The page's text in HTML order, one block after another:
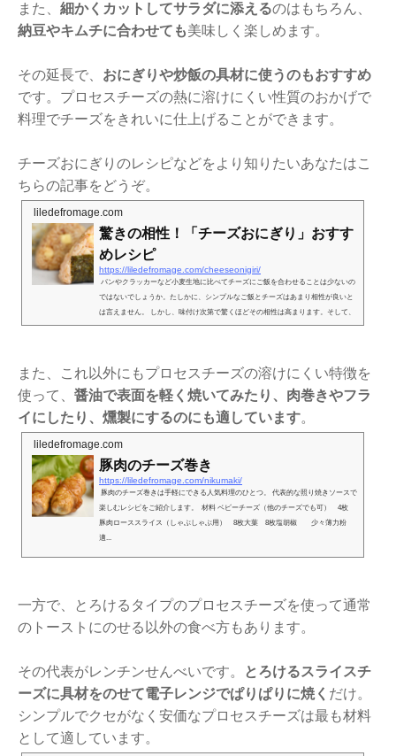
また、 細かくカットしてサラダに添えるのはもちろん、
納豆やキムチに合わせても美味しく楽しめます。
その延長で、 おにぎりや炒飯の具材に使うのもおすすめ
です。プロセスチーズの熱に溶けにくい性質のおかげで
料理でチーズをきれいに仕上げることができます。
チーズおにぎりのレシピなどをより知りたいあなたはこ
ちらの記事をどうぞ。
liledefromage.com
驚きの相性！「チーズおにぎり」おすす
めレシピ
https://liledefromage.com/cheeseonigiri/
パンやクラッカーなど小麦生地に比べてチーズにご飯を合わせることは少ないの
ではないでしょうか。たしかに、シンプルなご飯とチーズはあまり相性が良いと
は言えません。 しかし、味付け次第で驚くほどその相性は高まります。そして、
それが最もよくわか...
また、これ以外にもプロセスチーズの溶けにくい特徴を
使って、 醤油で表面を軽く焼いてみたり、肉巻きやフラ
イにしたり、燻製にするのにも適しています。
liledefromage.com
豚肉のチーズ巻き
https://liledefromage.com/nikumaki/
豚肉のチーズ巻きは手軽にできる人気料理のひとつ。 代表的な照り焼きソースで
楽しむレシピをご紹介します。 材料 ベビーチーズ（他のチーズでも可） 4枚
豚肉ローススライス（しゃぶしゃぶ用） 8枚大葉 8枚塩胡椒 少々薄力粉
適...
一方で、とろけるタイプのプロセスチーズを使って通常
のトーストにのせる以外の食べ方もあります。
その代表がレンチンせんべいです。
とろけるスライスチ
ーズに具材をのせて電子レンジでぱりぱりに焼く だけ。
シンプルでクセがなく安価なプロセスチーズは最も材料
として適しています。